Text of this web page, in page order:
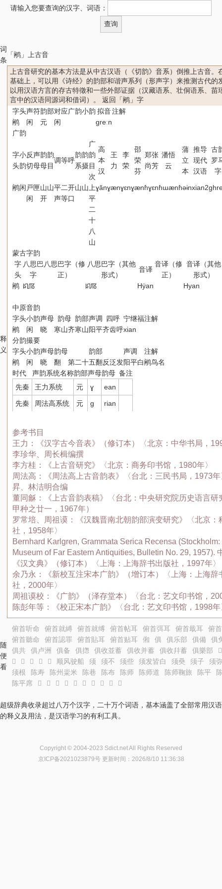
请输入您要查询的汉字、词语：
词
条
「鹇」上古音
释
义
上古音研究的基本方法是从中古汉语（《切韵》音系）倒推上古音。
基础上，可以用《诗经》的韵部和谐声系列（形声字）来推测古代的
以用汉语方言的存古特徵和一些外部证据（汉藏语系、壮侗语系、苗
言中的汉语同源词和借词）。 返回「鹇」字
字头声符韵部对应广韵小韵拟音注解
鹇
闲 元 闲
ɡreːn
广韵
字
头
小
韵
反
切
声
母
韵
母
韵
目
调等呼
韵
系
韵
摄
广
韵
目
次
高
本
汉
王
力
李
荣
邵
荣
芬
郑张
尚芳
潘悟
云
蒲
立
本
推导
现代
汉语
古
罗
字
鹇闲 戸
闲
匣山
开
山平
声
二
等
开
口
山山 上
平
二
十
八
山
ɣănɣænɣɛnɣænɦɣɛnɦɯænɦəɨnxian2
蒙古字韵
字
头
八思巴
字
八思巴字（修
正）
八思巴字（其他
形式）
音译
音译（修
正）
音译（其他
形式）
鹇 ꡯꡦꡋ ꡯꡨꡋ Hÿan Hyan
中原音韵
字头小韵声母 韵母 韵部声调 四呼 宁继福注解
鹇
闲 晓 寒山齐寒山阳平齐齿呼xian
分韵撮要
字头小韵声母韵母 韵部 声调
注解
鹇
闲 晓 翻 第二十五翻反泛发阳平白鹇鸟名
时代
声韵系统名称韵部声母韵母 备注
先秦
王力系统 元 ɣ ean
先秦 周法高系统 元 ɡ rian
参考书目
王力：《汉字古今音表》（修订本）〈北京：中华书局，
李珍华、周长楫编撰
李方桂：《上古音研究》〈北京：商务印书馆，1980年〉
周法高：《周法高上古音韵表》〈台北：三民书局，1973
昇、林洁明合编
董同龢：《上古音韵表稿》〈台北：中央研究院历史语言研
甲种之廿一，1967年）
罗常培、周祖谟：《汉魏晋南北朝韵部演变研究》〈北京：
社，1958年〉
Bernhard Karlgren, Grammata Serica Recensa (Stockholm:
Museum of Far Eastern Antiquities, Bulletin No. 29, 1957).
《汉文典》（修订本）〈上海：上海辞书出版社，1997年〉
余乃永：《新校互注宋本广韵》（增订本）〈上海：上海辞
社，2000年〉
周祖谟校：《广韵》（泽存堂本）〈台北：艺文印书馆，
陈彭年等：《校正宋本广韵》〈台北：艺文印书馆，1998年
随
便
看
俯首听命 俯首就縛 俯首就缚 俯首帖耳 俯首弭耳 俯首戢耳
俯
俯首聽命
俯首認罪 俯首貼耳 俯首贴耳 俰 俱 俱乐部 俱備
俱
俱共
俱卢洲 俱备 俱揔 俱收並蓄 俱收并蓄 俱收幷蓄 俱樂部
𤻲
𤻷
𤻸 𤻹 𤻺 𤻻 顺风驶船 须 须不 须些 须发皆白 须奰 须子
须
须根
陈寿 陈州粜米 陈巷 陈布 陈师 陈师道 陈师鞠旅 陈平
陈平席
𰃃 𰃄 𰃅 𰃆 𰃇 𰃈 𰃉 𰃊 𰃋 𰃌
超级辞典收录超过八万个汉字，二十万个词语，基本涵盖了全部常用汉语
的释义及用法，是汉语学习的有利工具。
Copyright © 2004-2023 Sdict.net All Rights Reserved
京ICP备2021023879号更新时间：2026/8/10 11:36:38